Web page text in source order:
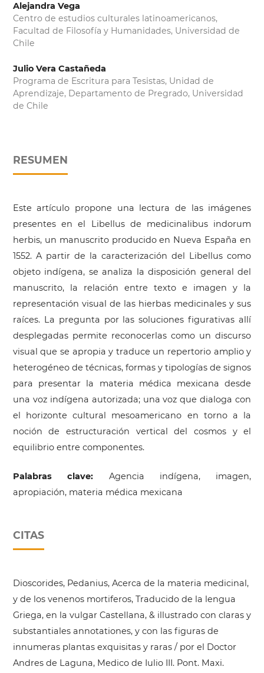
Alejandra Vega
Centro de estudios culturales latinoamericanos,
Facultad de Filosofía y Humanidades, Universidad de
Chile
Julio Vera Castañeda
Programa de Escritura para Tesistas, Unidad de
Aprendizaje, Departamento de Pregrado, Universidad
de Chile
RESUMEN
Este artículo propone una lectura de las imágenes
presentes en el Libellus de medicinalibus indorum
herbis, un manuscrito producido en Nueva España en
1552. A partir de la caracterización del Libellus como
objeto indígena, se analiza la disposición general del
manuscrito, la relación entre texto e imagen y la
representación visual de las hierbas medicinales y sus
raíces. La pregunta por las soluciones figurativas allí
desplegadas permite reconocerlas como un discurso
visual que se apropia y traduce un repertorio amplio y
heterogéneo de técnicas, formas y tipologías de signos
para presentar la materia médica mexicana desde
una voz indígena autorizada; una voz que dialoga con
el horizonte cultural mesoamericano en torno a la
noción de estructuración vertical del cosmos y el
equilibrio entre componentes.
Palabras clave: Agencia indígena, imagen,
apropiación, materia médica mexicana
CITAS
Dioscorides, Pedanius, Acerca de la materia medicinal,
y de los venenos mortiferos, Traducido de la lengua
Griega, en la vulgar Castellana, & illustrado con claras y
substantiales annotationes, y con las figuras de
innumeras plantas exquisitas y raras / por el Doctor
Andres de Laguna, Medico de Iulio III. Pont. Maxi.